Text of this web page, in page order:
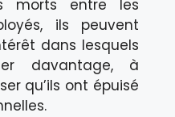
morts entre les
ils peuvent
dans lesquels
davantage, à
qu’ils ont épuisé